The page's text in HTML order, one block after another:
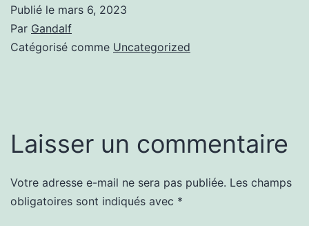
Publié le mars 6, 2023
Par Gandalf
Catégorisé comme Uncategorized
Laisser un commentaire
Votre adresse e-mail ne sera pas publiée. Les champs
obligatoires sont indiqués avec *